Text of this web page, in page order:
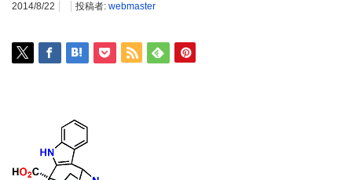
2014/8/22 投稿者: webmaster